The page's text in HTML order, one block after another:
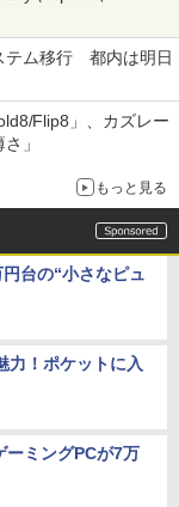
テム移行 都内は明日
Flip8」、カズレー
」
もっと見る
台の“小さなピュ
力！ポケットに入
ーミングPCが7万